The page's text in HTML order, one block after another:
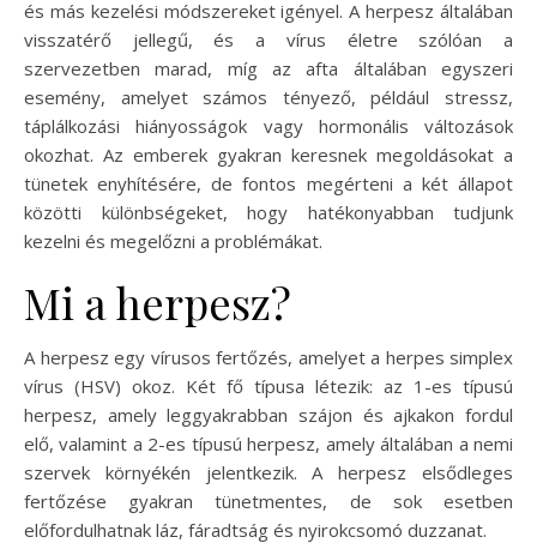
és más kezelési módszereket igényel. A herpesz általában
visszatérő jellegű, és a vírus életre szólóan a
szervezetben marad, míg az afta általában egyszeri
esemény, amelyet számos tényező, például stressz,
táplálkozási hiányosságok vagy hormonális változások
okozhat. Az emberek gyakran keresnek megoldásokat a
tünetek enyhítésére, de fontos megérteni a két állapot
közötti különbségeket, hogy hatékonyabban tudjunk
kezelni és megelőzni a problémákat.
Mi a herpesz?
A herpesz egy vírusos fertőzés, amelyet a herpes simplex
vírus (HSV) okoz. Két fő típusa létezik: az 1-es típusú
herpesz, amely leggyakrabban szájon és ajkakon fordul
elő, valamint a 2-es típusú herpesz, amely általában a nemi
szervek környékén jelentkezik. A herpesz elsődleges
fertőzése gyakran tünetmentes, de sok esetben
előfordulhatnak láz, fáradtság és nyirokcsomó duzzanat.